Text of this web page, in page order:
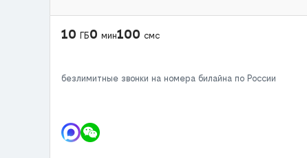
10 ГБ0 мин100 смс
безлимитные звонки на номера билайна по России